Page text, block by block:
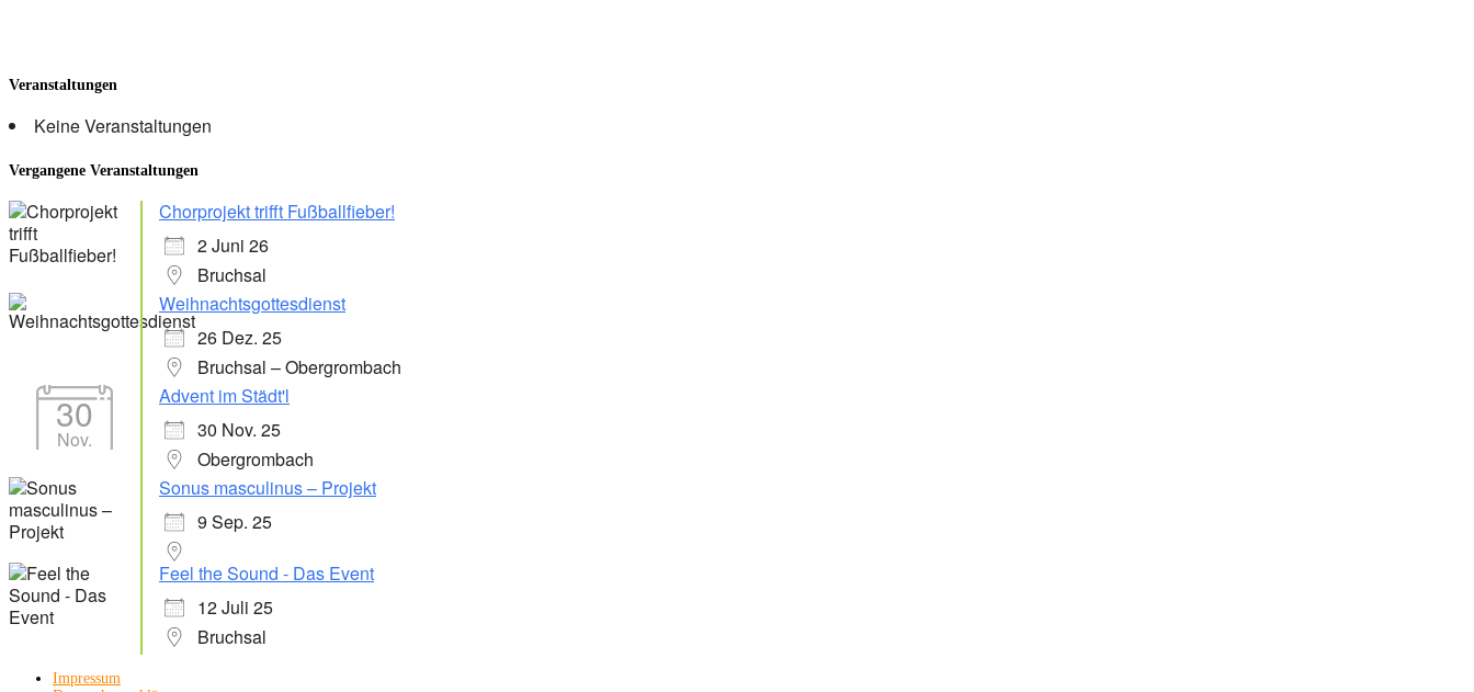
Veranstaltungen
Keine Veranstaltungen
Vergangene Veranstaltungen
Chorprojekt trifft Fußballfieber!
2 Juni 26
Bruchsal
Weihnachtsgottesdienst
26 Dez. 25
Bruchsal – Obergrombach
30
Nov.
Advent im Städt'l
30 Nov. 25
Obergrombach
Sonus masculinus – Projekt
9 Sep. 25
Feel the Sound - Das Event
12 Juli 25
Bruchsal
Impressum